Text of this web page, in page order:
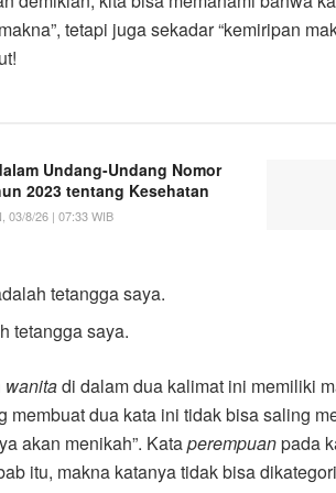
tetapi juga sekadar “kemiripan
Undang-Undang Nomor
2023 tentang Kesehatan
03/8/26 | 07:33 WIB
tetangga saya.
tetangga saya.
wanitadi dalam dua kalimat ini memiliki
membuat dua kata ini tidak bisa saling
akan menikah”. Kataperempuanpada
itu, makna katanya tidak bisa